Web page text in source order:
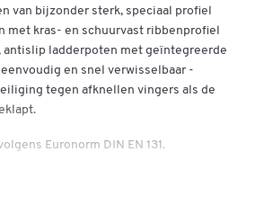
van bijzonder sterk, speciaal profiel
met kras- en schuurvast ribbenprofiel
antislip ladderpoten met geïntegreerde
en snel verwisselbaar -
tegen afknellen vingers als de
Euronorm DIN EN 131.
m, lengte treden: ca. 0,56 m,